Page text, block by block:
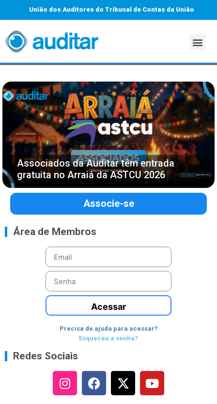
União dos Auditores do Tribunal de Contas da União
Associados da Auditar têm entrada
gratuita no Arraiá da ASTCU 2026
Associe-se
Área de Membros
Acessar
Precisa de ajuda para acessar?
Esqueceu a senha?
Redes Sociais